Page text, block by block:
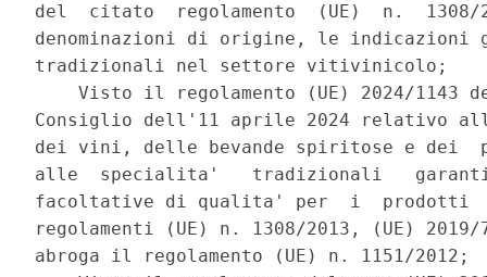
del  citato  regolamento  (UE)  n.  1308/
denominazioni di origine, le indicazioni
tradizionali nel settore vitivinicolo;
Visto il regolamento (UE) 2024/1143
Consiglio dell'11 aprile 2024 relativo
dei vini, delle bevande spiritose e dei
alle  specialita'   tradizionali
facoltative di qualita' per  i  prodotti
regolamenti (UE) n. 1308/2013, (UE)
abroga il regolamento (UE) n. 1151/2012;